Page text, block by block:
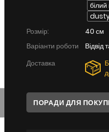
Розмір:
40 см
Варіанти роботи
Відвід
Доставка
ПОРАДИ ДЛЯ